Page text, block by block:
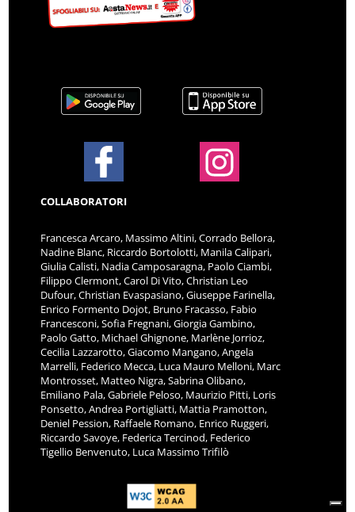
COLLABORATORI
Francesca Arcaro, Massimo Altini, Corrado Bellora,
Nadine Blanc, Riccardo Bortolotti, Manila Calipari,
Giulia Calisti, Nadia Camposaragna, Paolo Ciambi,
Filippo Clermont, Carol Di Vito, Christian Leo
Dufour, Christian Evaspasiano, Giuseppe Farinella,
Enrico Formento Dojot, Bruno Fracasso, Fabio
Francesconi, Sofia Fregnani, Giorgia Gambino,
Paolo Gatto, Michael Ghignone, Marlène Jorrioz,
Cecilia Lazzarotto, Giacomo Mangano, Angela
Marrelli, Federico Mecca, Luca Mauro Melloni, Marc
Montrosset, Matteo Nigra, Sabrina Olibano,
Emiliano Pala, Gabriele Peloso, Maurizio Pitti, Loris
Ponsetto, Andrea Portigliatti, Mattia Pramotton,
Deniel Pession, Raffaele Romano, Enrico Ruggeri,
Riccardo Savoye, Federica Tercinod, Federico
Tigellio Benvenuto, Luca Massimo Trifilò